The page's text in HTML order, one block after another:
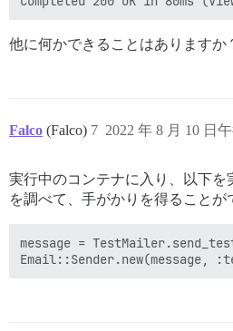
他に何かできることはありますか
Falco (Falco) 2022 年 8 月 10 日
7
実行中のコンテナに入り、以下を
を調べて、手がかりを得ることが
message =